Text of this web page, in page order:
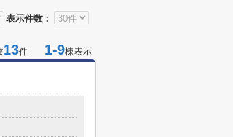
表示件数：
13件 1-9棟表示